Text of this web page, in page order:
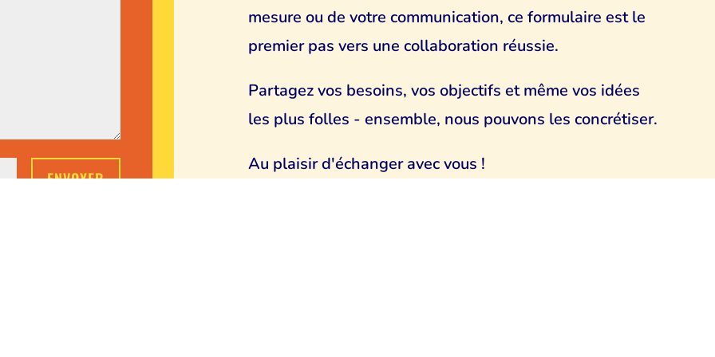
ENVOYER
mesure ou de votre communication, ce formulaire est le
premier pas vers une collaboration réussie.
Partagez vos besoins, vos objectifs et même vos idées
les plus folles - ensemble, nous pouvons les concrétiser.
Au plaisir d'échanger avec vous !